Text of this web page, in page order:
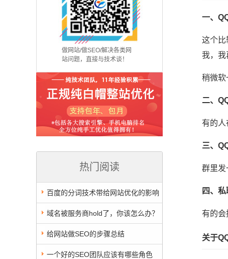
做网站/做SEO/解决各类网
站问题，直接与技术谈！
热门阅读
百度的分词技术带给网站优化的影响
域名被服务商hold了，你该怎么办？
给网站做SEO的步骤总结
一个好的SEO团队应该有哪些角色
一、
这个比
我，我
稍微软
二、
有的人
三、
群里发
四、
有的会
关于